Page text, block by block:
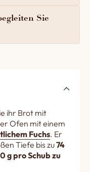
Sie
ihr Brot mit
Ofen mit einem
Fuchs. Er
Tiefe bis zu74
g pro Schub zu